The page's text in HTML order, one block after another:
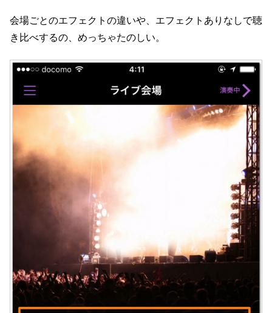
会場ごとのエフェクトの違いや、エフェクトありなしで聴
き比べするの、めっちゃたのしい。